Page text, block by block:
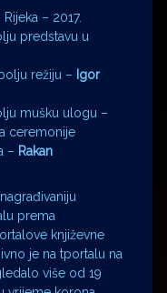
– 2017.
predstavu u
režiju – Igor
mušku ulogu –
ceremonije
– Rakan
prema
književne
je na tportalu na
više od 19